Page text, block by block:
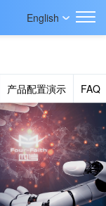
English
产品配置演示 FAQ